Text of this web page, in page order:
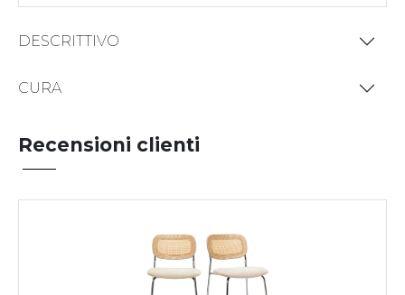
DESCRITTIVO
CURA
Recensioni clienti